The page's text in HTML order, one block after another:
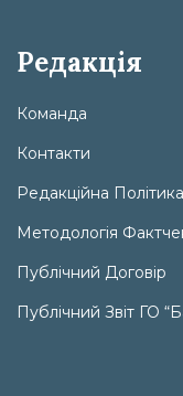
Редакція
Команда
Контакти
Редакційна Політика
Методологія
Публічний Договір
Публічний Звіт ГО